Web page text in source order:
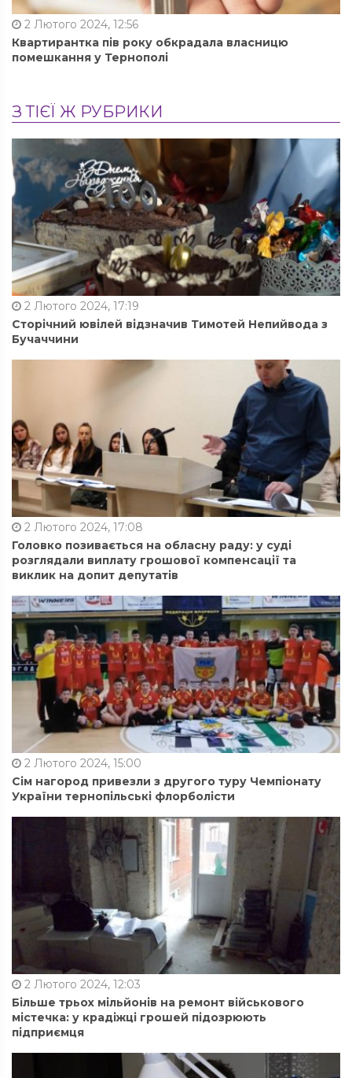
2 Лютого 2024, 12:56
Квартирантка пів року обкрадала власницю
помешкання у Тернополі
З ТІЄЇ Ж РУБРИКИ
2 Лютого 2024, 17:19
Сторічний ювілей відзначив Тимотей Непийвода з
Бучаччини
2 Лютого 2024, 17:08
Головко позивається на обласну раду: у суді
розглядали виплату грошової компенсації та
виклик на допит депутатів
2 Лютого 2024, 15:00
Сім нагород привезли з другого туру Чемпіонату
України тернопільські флорболісти
2 Лютого 2024, 12:03
Більше трьох мільйонів на ремонт військового
містечка: у крадіжці грошей підозрюють
підприємця